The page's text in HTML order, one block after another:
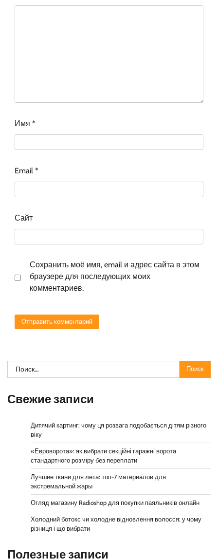
Имя *
Email *
Сайт
Сохранить моё имя, email и адрес сайта в этом
браузере для последующих моих
комментариев.
Найти:
Свежие записи
Дитячий картинг: чому ця розвага подобається дітям різного
віку
«Евроворота»: як вибрати секційні гаражні ворота
стандартного розміру без переплати
Лучшие ткани для лета: топ-7 материалов для
экстремальной жары
Огляд магазину Radioshop для покупки паяльників онлайн
Холодний ботокс чи холодне відновлення волосся: у чому
різниця і що вибрати
Полезные записи